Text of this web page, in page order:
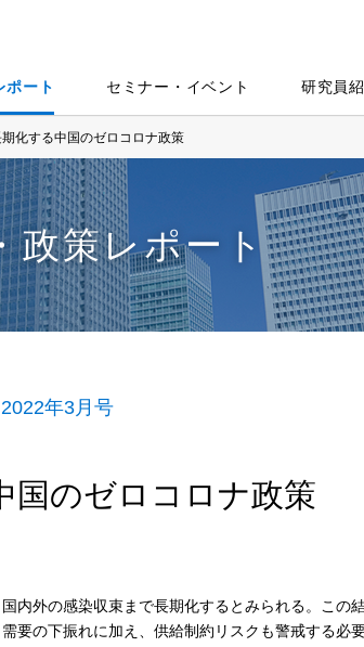
ポート セミナー・イベント 研究員
化する中国のゼロコロナ政策
政策レポート
年3月号
国のゼロコロナ政策
内外の感染収束まで長期化するとみられる。この
要の下振れに加え、供給制約リスクも警戒する必要